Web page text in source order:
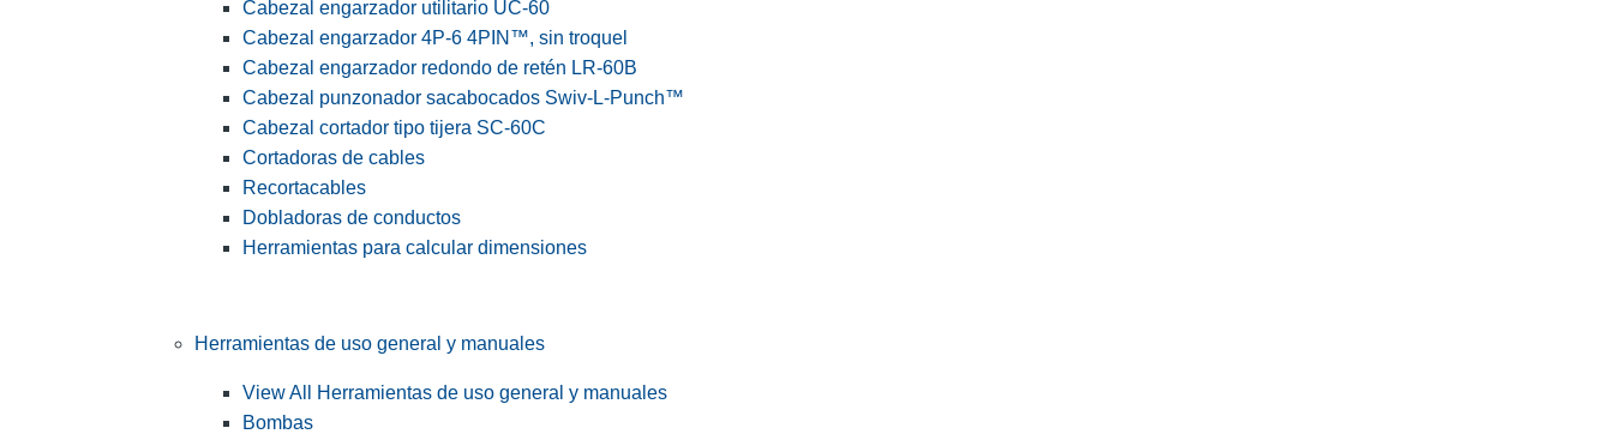
Cabezal engarzador utilitario UC-60
Cabezal engarzador 4P-6 4PIN™, sin troquel
Cabezal engarzador redondo de retén LR-60B
Cabezal punzonador sacabocados Swiv-L-Punch™
Cabezal cortador tipo tijera SC-60C
Cortadoras de cables
Recortacables
Dobladoras de conductos
Herramientas para calcular dimensiones
Herramientas de uso general y manuales
View All Herramientas de uso general y manuales
Bombas